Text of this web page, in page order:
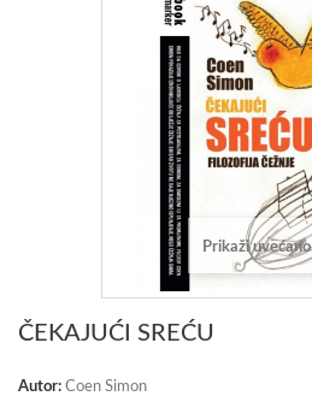
Prikaži uvećano
ČEKAJUĆI SREĆU
Autor: Coen Simon